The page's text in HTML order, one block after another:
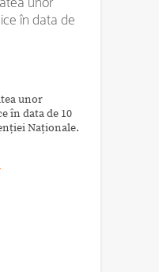
în data de
unor
în data de 10
Naționale.